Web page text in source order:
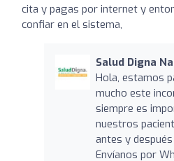
cita y pagas por internet y
confiar en el sistema,
Salud Digna
Hola, estamos
mucho este
siempre es
nuestros
antes y
Envíanos por